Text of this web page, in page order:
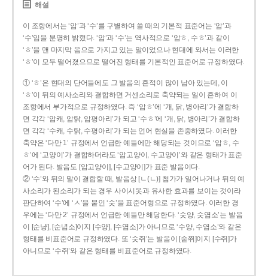
해설
이 조항에서는 ‘암’과 ‘수’를 구별하여 쓸 때의 기본적 표준어는 ‘암’과
‘수’임을 분명히 밝혔다. ‘암’과 ‘수’는 역사적으로 ‘암ㅎ, 수ㅎ’과 같이
‘ㅎ’을 맨 마지막 음으로 가지고 있는 말이었으나 현대에 와서는 이러한
‘ㅎ’이 모두 떨어졌으므로 떨어진 형태를 기본적인 표준어로 규정하였다.
① ‘ㅎ’은 현대의 단어들에도 그 발음의 흔적이 많이 남아 있는데, 이
‘ㅎ’이 뒤의 예사소리와 결합하면 거센소리로 축약되는 일이 흔하여 이
조항에서 부가적으로 규정하였다. 즉 ‘암ㅎ’에 ‘개, 닭, 병아리’가 결합하
면 각각 ‘암캐, 암탉, 암평아리’가 되고 ‘수ㅎ’에 ‘개, 닭, 병아리’가 결합하
면 각각 ‘수캐, 수탉, 수평아리’가 되는 언어 현실을 존중하였다. 이러한
축약은 ‘다만 1’ 규정에서 언급한 예들에만 해당되는 것이므로 ‘암ㅎ, 수
ㅎ’에 ‘고양이’가 결합하더라도 ‘암고양이, 수고양이’와 같은 형태가 표준
어가 된다. 발음도 [암고양이], [수고양이]가 표준 발음이다.
② ‘수’와 뒤의 말이 결합할 때, 발음상 [ㄴ(ㄴ)] 첨가가 일어나거나 뒤의 예
사소리가 된소리가 되는 경우 사이시옷과 유사한 효과를 보이는 것이라
판단하여 ‘수’에 ‘ㅅ’을 붙인 ‘숫’을 표준어형으로 규정하였다. 이러한 경
우에는 ‘다만 2’ 규정에서 언급한 예들만 해당한다. ‘숫양, 숫염소’는 발음
이 [순냥], [순념소]이지 [수양], [수염소]가 아니므로 ‘수양, 수염소’와 같은
형태를 비표준어로 규정하였다. 또 ‘숫쥐’는 발음이 [숟쮜]이지 [수쥐]가
아니므로 ‘수쥐’와 같은 형태를 비표준어로 규정하였다.